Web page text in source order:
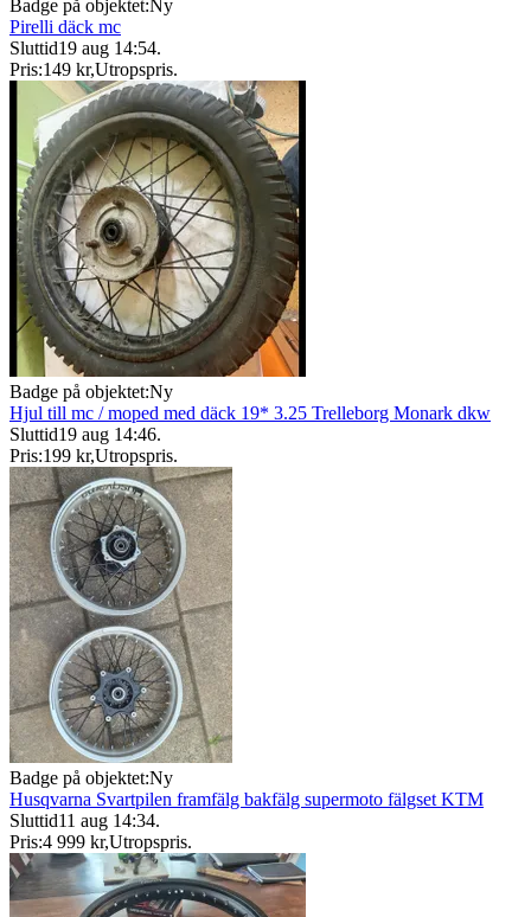
Badge på objektet:Ny
Pirelli däck mc
Sluttid19 aug 14:54.
Pris:149 kr,Utropspris.
Badge på objektet:Ny
Hjul till mc / moped med däck 19* 3.25 Trelleborg Monark dkw
Sluttid19 aug 14:46.
Pris:199 kr,Utropspris.
Badge på objektet:Ny
Husqvarna Svartpilen framfälg bakfälg supermoto fälgset KTM
Sluttid11 aug 14:34.
Pris:4 999 kr,Utropspris.